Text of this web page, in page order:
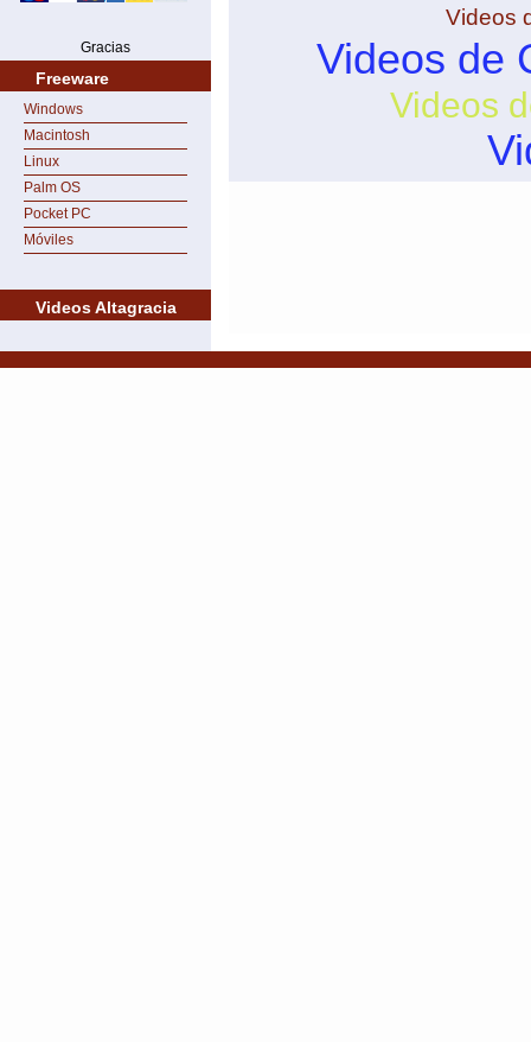
Gracias
Freeware
Windows
Macintosh
Linux
Palm OS
Pocket PC
Móviles
Videos Altagracia
Videos
Videos de
Videos